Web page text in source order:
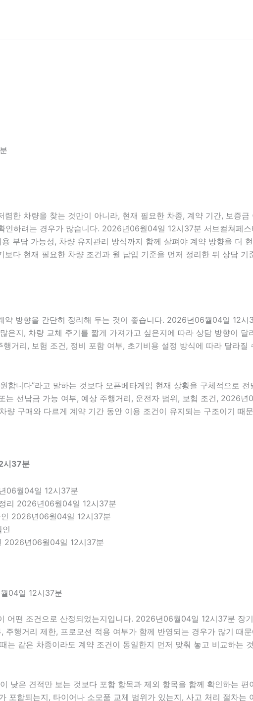
한 차량을 찾는 것만이 아니라, 현재 필요한 차종, 계약 기간, 보증
인하려는 경우가 많습니다. 2026년06월04일 12시37분 서브컬쳐페
부담 가능성, 차량 유지관리 방식까지 함께 살펴야 계약 방향을 더
다 현재 필요한 차량 조건과 월 납입 기준을 먼저 정리한 뒤 상담 기
방향을 간단히 정리해 두는 것이 좋습니다. 2026년06월04일 12
은지, 차량 교체 주기를 짧게 가져가고 싶은지에 따라 상담 방향이
거리, 보험 조건, 정비 포함 여부, 초기비용 설정 방식에 따라 달라
합니다”라고 말하는 것보다 오픈베타게임 현재 상황을 구체적으로
는 선납금 가능 여부, 예상 주행거리, 운전자 범위, 보험 조건, 2026
량 구매와 다르게 계약 기간 동안 이용 조건이 유지되는 구조이기 때
시37분
06월04일 12시37분
리 2026년06월04일 12시37분
2026년06월04일 12시37분
2026년06월04일 12시37분
04일 12시37분
어떤 조건으로 산정되었는지입니다. 2026년06월04일 12시37분 장
주행거리 제한, 프로모션 적용 여부가 함께 반영되는 경우가 많기 때
같은 차종이라도 계약 조건이 동일한지 먼저 맞춰 놓고 비교하는
낮은 견적만 보는 것보다 포함 항목과 제외 항목을 함께 확인하는
포함되는지, 타이어나 소모품 교체 범위가 있는지, 사고 처리 절차